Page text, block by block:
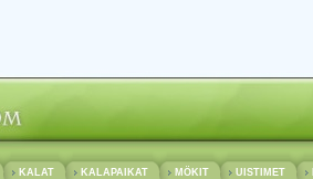
KALAT KALAPAIKAT MÖKIT UISTIMET